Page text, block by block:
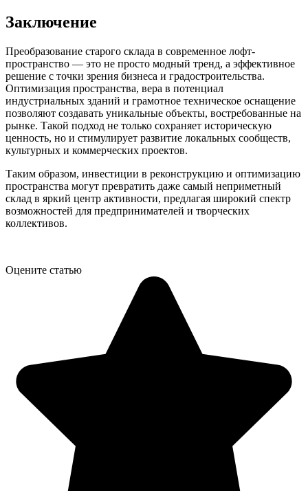
Заключение
Преобразование старого склада в современное лофт-
пространство — это не просто модный тренд, а эффективное
решение с точки зрения бизнеса и градостроительства.
Оптимизация пространства, вера в потенциал
индустриальных зданий и грамотное техническое оснащение
позволяют создавать уникальные объекты, востребованные на
рынке. Такой подход не только сохраняет историческую
ценность, но и стимулирует развитие локальных сообществ,
культурных и коммерческих проектов.
Таким образом, инвестиции в реконструкцию и оптимизацию
пространства могут превратить даже самый неприметный
склад в яркий центр активности, предлагая широкий спектр
возможностей для предпринимателей и творческих
коллективов.
Оцените статью